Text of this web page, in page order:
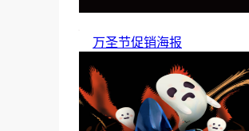
万圣节促销海报